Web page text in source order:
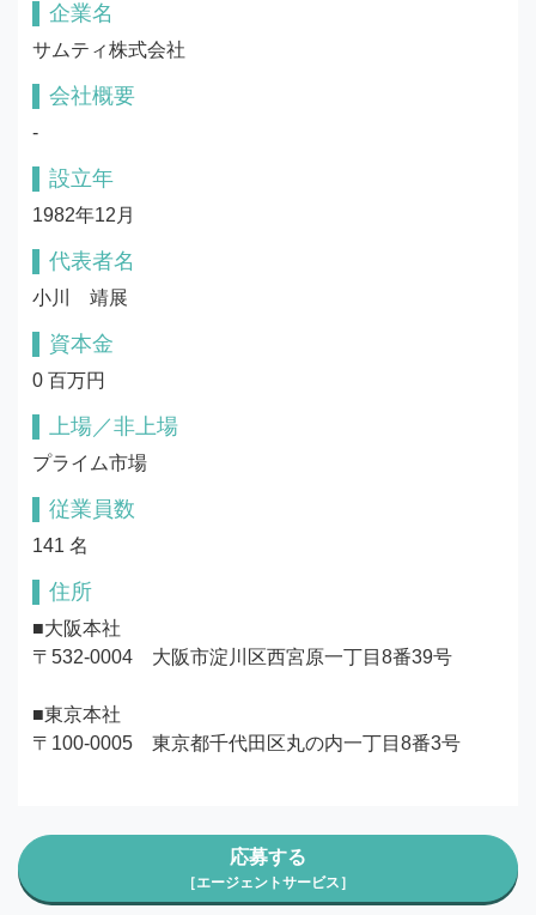
企業名
サムティ株式会社
会社概要
-
設立年
1982年12月
代表者名
小川　靖展
資本金
0 百万円
上場／非上場
プライム市場
従業員数
141 名
住所
■大阪本社
〒532-0004　大阪市淀川区西宮原一丁目8番39号
■東京本社
〒100-0005　東京都千代田区丸の内一丁目8番3号
応募する
［エージェントサービス］